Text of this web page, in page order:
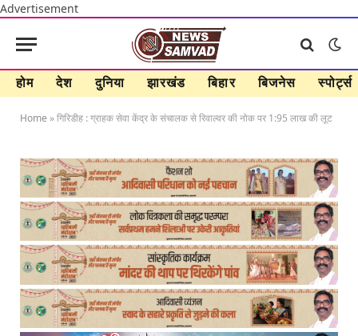
Advertisement
होम देश दुनिया झारखंड बिहार बिजनेस स्पोर्ट्स
Home »गिरिडीह : ग्राहक सेवा केंद्र के संचालक से रिवाल्वर की नोक पर 1:95 लाख की लूट